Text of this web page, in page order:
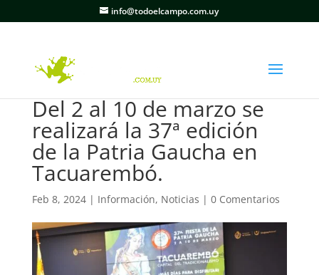
info@todoelcampo.com.uy
Del 2 al 10 de marzo se
realizará la 37ª edición
de la Patria Gaucha en
Tacuarembó.
Feb 8, 2024| Información, Noticias | 0 Comentarios